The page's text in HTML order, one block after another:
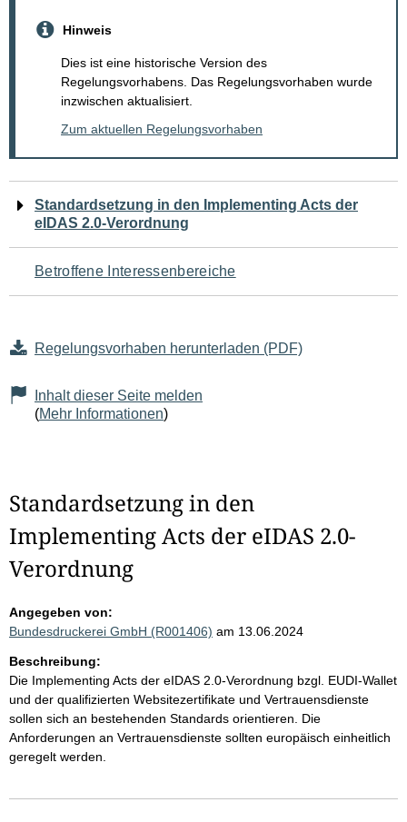
Hinweis
Dies ist eine historische Version des
Regelungsvorhabens. Das Regelungsvorhaben wurde
inzwischen aktualisiert.
Zum aktuellen Regelungsvorhaben
Navigation
für
den
Standardsetzung in den Implementing Acts der
eIDAS 2.0-Verordnung
Betroffene Interessenbereiche
Regelungsvorhaben herunterladen (PDF)
Inhalt dieser Seite melden
(Mehr Informationen)
Standardsetzung in den
Implementing Acts der eIDAS 2.0-
Verordnung
Angegeben von:
Bundesdruckerei GmbH (R001406) am 13.06.2024
Beschreibung:
Die Implementing Acts der eIDAS 2.0-Verordnung bzgl. EUDI-Wallet
und der qualifizierten Websitezertifikate und Vertrauensdienste
sollen sich an bestehenden Standards orientieren. Die
Anforderungen an Vertrauensdienste sollten europäisch einheitlich
geregelt werden.